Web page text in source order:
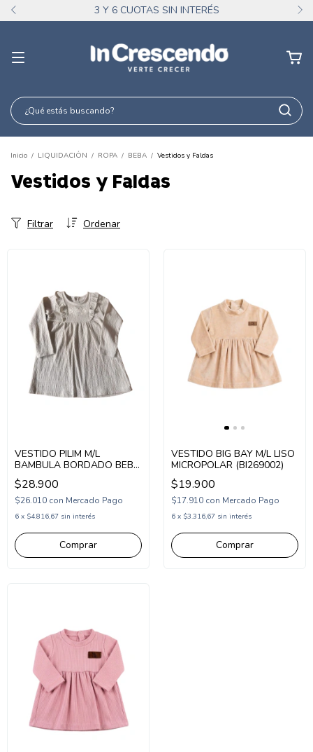
3 Y 6 CUOTAS SIN INTERÉS
Inicio / LIQUIDACIÓN / ROPA / BEBA / Vestidos y Faldas
Vestidos y Faldas
Ordenar
Filtrar
VESTIDO PILIM M/L
BAMBULA BORDADO BEBA
(PI262321)
$28.900
$26.010 con Mercado Pago
6 x $4.816,67 sin interés
Comprar
VESTIDO BIG BAY M/L LISO
MICROPOLAR (BI269002)
$19.900
$17.910 con Mercado Pago
6 x $3.316,67 sin interés
Comprar